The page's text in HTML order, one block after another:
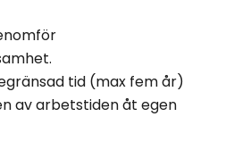
tid (max fem år)
av arbetstiden åt egen